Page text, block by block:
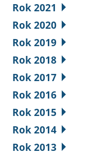
Rok 2021
Rok 2020
Rok 2019
Rok 2018
Rok 2017
Rok 2016
Rok 2015
Rok 2014
Rok 2013